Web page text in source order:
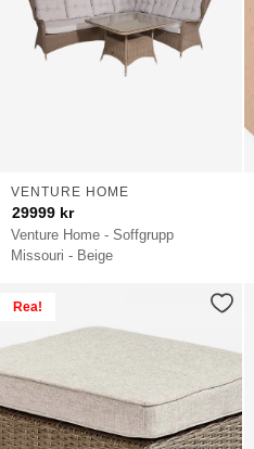
Venture Home - Soffgrupp
Missouri - Beige
VENTURE HOME
29999 kr
Rea!